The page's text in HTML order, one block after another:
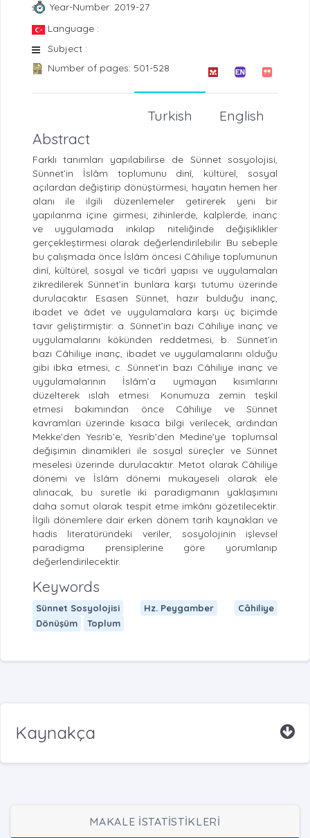
Year-Number: 2019-27
Language :
Subject :
Number of pages: 501-528
English
Turkish
Abstract
Farklı tanımları yapılabilirse de Sünnet sosyolojisi,
Sünnet’in İslâm toplumunu dinî, kültürel, sosyal
açılardan değiştirip dönüştürmesi, hayatın hemen her
alanı ile ilgili düzenlemeler getirerek yeni bir
yapılanma içine girmesi; zihinlerde, kalplerde, inanç
ve uygulamada inkılap niteliğinde değişiklikler
gerçekleştirmesi olarak değerlendirilebilir. Bu sebeple
bu çalışmada önce İslâm öncesi Câhiliye toplumunun
dinî, kültürel, sosyal ve ticârî yapısı ve uygulamaları
zikredilerek Sünnet’in bunlara karşı tutumu üzerinde
durulacaktır. Esasen Sünnet, hazır bulduğu inanç,
ibadet ve âdet ve uygulamalara karşı üç biçimde
tavır geliştirmiştir: a. Sünnet’in bazı Câhiliye inanç ve
uygulamalarını kökünden reddetmesi, b. Sünnet’in
bazı Câhiliye inanç, ibadet ve uygulamalarını olduğu
gibi ibka etmesi, c. Sünnet’in bazı Câhiliye inanç ve
uygulamalarının İslâm’a uymayan kısımlarını
düzelterek ıslah etmesi. Konumuza zemin teşkil
etmesi bakımından önce Câhiliye ve Sünnet
kavramları üzerinde kısaca bilgi verilecek, ardından
Mekke’den Yesrib’e, Yesrib’den Medine’ye toplumsal
değişimin dinamikleri ile sosyal süreçler ve Sünnet
meselesi üzerinde durulacaktır. Metot olarak Câhiliye
dönemi ve İslâm dönemi mukayeseli olarak ele
alınacak, bu suretle iki paradigmanın yaklaşımını
daha somut olarak tespit etme imkânı gözetilecektir.
İlgili dönemlere dair erken dönem tarih kaynakları ve
hadis literatüründeki veriler, sosyolojinin işlevsel
paradigma prensiplerine göre yorumlanıp
değerlendirilecektir.
Keywords
Sünnet Sosyolojisi Hz. Peygamber
Câhiliye
Dönüşüm
Toplum
Kaynakça
MAKALE İSTATİSTİKLERİ